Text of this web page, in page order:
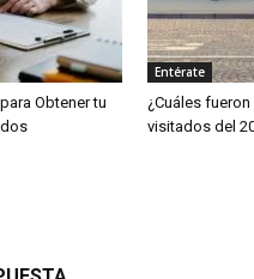
Obtener tu
Entérate
¿Cuáles
visitados del